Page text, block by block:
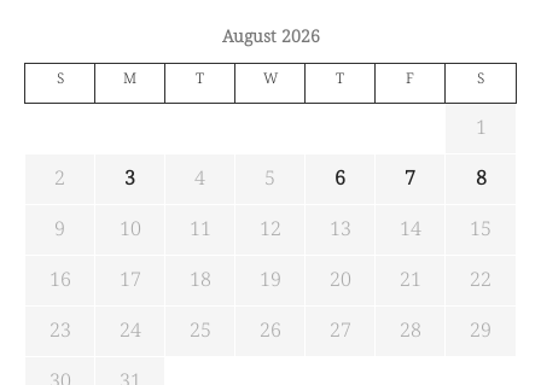
August 2026
S M T W T F S
1
2
3 4 5 6 7
8
9
10 11 12 13 14
15
16
17 18 19 20 21
22
23
24 25 26 27 28
29